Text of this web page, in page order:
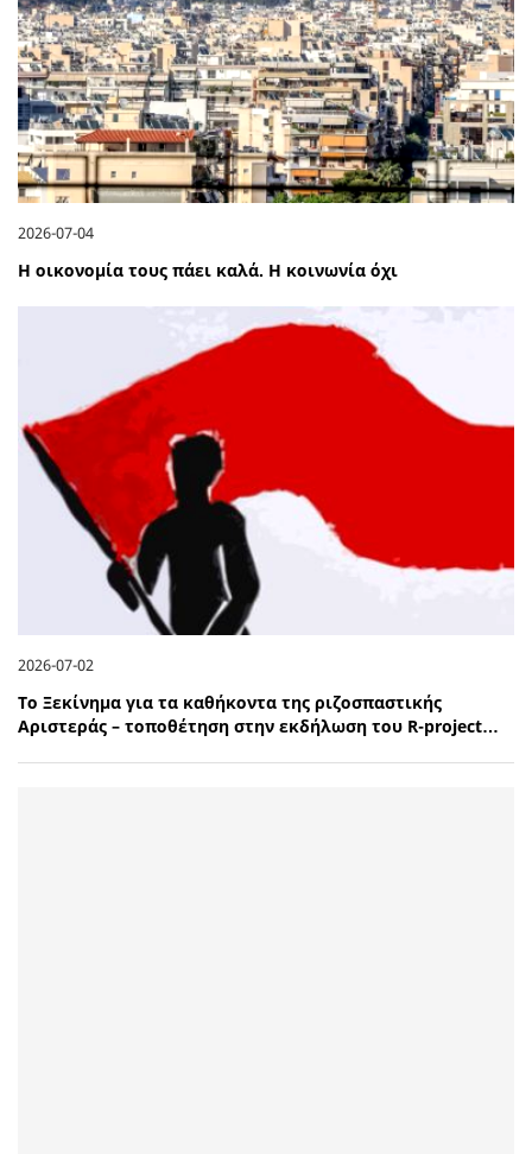
2026-07-04
Η οικονομία τους πάει καλά. Η κοινωνία όχι
2026-07-02
Το Ξεκίνημα για τα καθήκοντα της ριζοσπαστικής
Αριστεράς – τοποθέτηση στην εκδήλωση του R-project…